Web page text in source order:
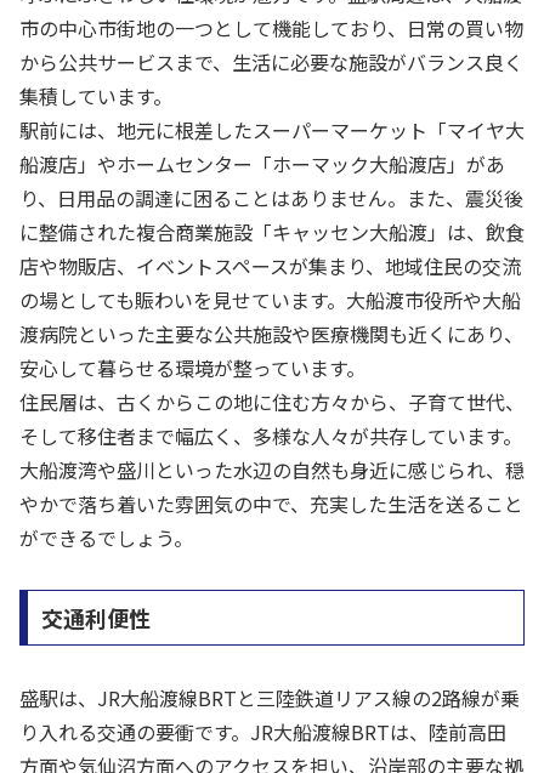
市の中心市街地の一つとして機能しており、日常の買い物
から公共サービスまで、生活に必要な施設がバランス良く
集積しています。
駅前には、地元に根差したスーパーマーケット「マイヤ大
船渡店」やホームセンター「ホーマック大船渡店」があ
り、日用品の調達に困ることはありません。また、震災後
に整備された複合商業施設「キャッセン大船渡」は、飲食
店や物販店、イベントスペースが集まり、地域住民の交流
の場としても賑わいを見せています。大船渡市役所や大船
渡病院といった主要な公共施設や医療機関も近くにあり、
安心して暮らせる環境が整っています。
住民層は、古くからこの地に住む方々から、子育て世代、
そして移住者まで幅広く、多様な人々が共存しています。
大船渡湾や盛川といった水辺の自然も身近に感じられ、穏
やかで落ち着いた雰囲気の中で、充実した生活を送ること
ができるでしょう。
交通利便性
盛駅は、JR大船渡線BRTと三陸鉄道リアス線の2路線が乗
り入れる交通の要衝です。JR大船渡線BRTは、陸前高田
方面や気仙沼方面へのアクセスを担い、沿岸部の主要な拠